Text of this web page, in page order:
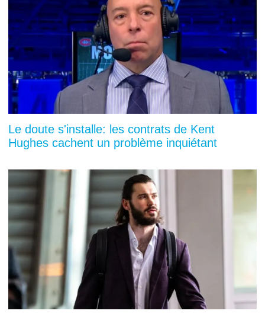
Le doute s'installe: les contrats de Kent
Hughes cachent un problème inquiétant